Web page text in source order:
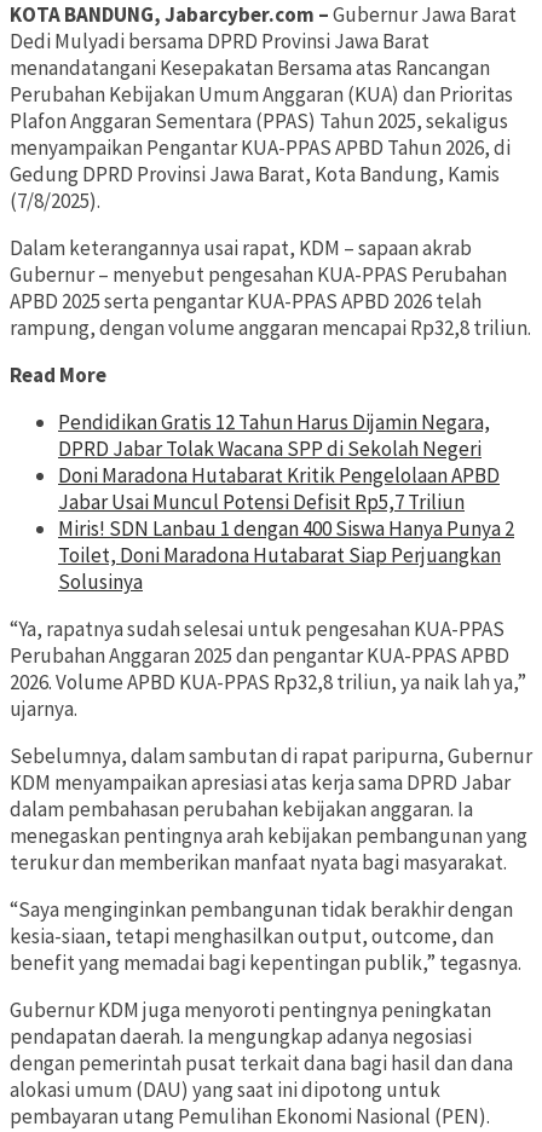
KOTA BANDUNG, Jabarcyber.com –Gubernur Jawa Barat
Dedi Mulyadi bersama DPRD Provinsi Jawa Barat
menandatangani Kesepakatan Bersama atas Rancangan
Perubahan Kebijakan Umum Anggaran (KUA) dan Prioritas
Plafon Anggaran Sementara (PPAS) Tahun 2025, sekaligus
menyampaikan Pengantar KUA-PPAS APBD Tahun 2026, di
Gedung DPRD Provinsi Jawa Barat, Kota Bandung, Kamis
(7/8/2025).
Dalam keterangannya usai rapat, KDM – sapaan akrab
Gubernur – menyebut pengesahan KUA-PPAS Perubahan
APBD 2025 serta pengantar KUA-PPAS APBD 2026 telah
rampung, dengan volume anggaran mencapai Rp32,8 triliun.
Read More
Pendidikan Gratis 12 Tahun Harus Dijamin Negara,
DPRD Jabar Tolak Wacana SPP di Sekolah Negeri
Doni Maradona Hutabarat Kritik Pengelolaan APBD
Jabar Usai Muncul Potensi Defisit Rp5,7 Triliun
Miris! SDN Lanbau 1 dengan 400 Siswa Hanya Punya 2
Toilet, Doni Maradona Hutabarat Siap Perjuangkan
Solusinya
“Ya, rapatnya sudah selesai untuk pengesahan KUA-PPAS
Perubahan Anggaran 2025 dan pengantar KUA-PPAS APBD
2026. Volume APBD KUA-PPAS Rp32,8 triliun, ya naik lah ya,”
ujarnya.
Sebelumnya, dalam sambutan di rapat paripurna, Gubernur
KDM menyampaikan apresiasi atas kerja sama DPRD Jabar
dalam pembahasan perubahan kebijakan anggaran. Ia
menegaskan pentingnya arah kebijakan pembangunan yang
terukur dan memberikan manfaat nyata bagi masyarakat.
“Saya menginginkan pembangunan tidak berakhir dengan
kesia-siaan, tetapi menghasilkan output, outcome, dan
benefit yang memadai bagi kepentingan publik,” tegasnya.
Gubernur KDM juga menyoroti pentingnya peningkatan
pendapatan daerah. Ia mengungkap adanya negosiasi
dengan pemerintah pusat terkait dana bagi hasil dan dana
alokasi umum (DAU) yang saat ini dipotong untuk
pembayaran utang Pemulihan Ekonomi Nasional (PEN).